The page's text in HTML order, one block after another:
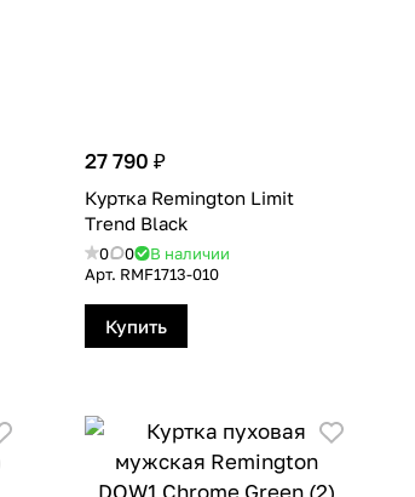
27 790 ₽
Куртка Remington Limit
Тrend Black
0 0
В наличии
Арт. RMF1713-010
Купить